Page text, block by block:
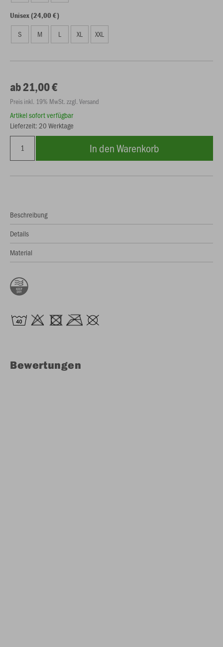
Unisex (24,00 €)
S M L XL XXL
ab 21,00 €
Preis inkl. 19% MwSt. zzgl. Versand
Artikel sofort verfügbar
Lieferzeit: 20 Werktage
In den Warenkorb
Beschreibung
Details
Material
Bewertungen